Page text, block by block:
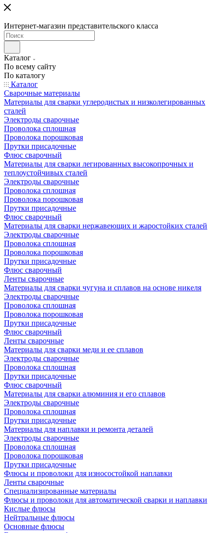
Интернет-магазин представительского класса
Каталог
По всему сайту
По каталогу
Каталог
Сварочные материалы
Материалы для сварки углеродистых и низколегированных
сталей
Электроды сварочные
Проволока сплошная
Проволока порошковая
Прутки присадочные
Флюс сварочный
Материалы для сварки легированных высокопрочных и
теплоустойчивых сталей
Электроды сварочные
Проволока сплошная
Проволока порошковая
Прутки присадочные
Флюс сварочный
Материалы для сварки нержавеющих и жаростойких сталей
Электроды сварочные
Проволока сплошная
Проволока порошковая
Прутки присадочные
Флюс сварочный
Ленты сварочные
Материалы для сварки чугуна и сплавов на основе никеля
Электроды сварочные
Проволока сплошная
Проволока порошковая
Прутки присадочные
Флюс сварочный
Ленты сварочные
Материалы для сварки меди и ее сплавов
Электроды сварочные
Проволока сплошная
Прутки присадочные
Флюс сварочный
Материалы для сварки алюминия и его сплавов
Электроды сварочные
Проволока сплошная
Прутки присадочные
Материалы для наплавки и ремонта деталей
Электроды сварочные
Проволока сплошная
Проволока порошковая
Прутки присадочные
Флюсы и проволоки для износостойкой наплавки
Ленты сварочные
Специализированные материалы
Флюсы и проволоки для автоматической сварки и наплавки
Кислые флюсы
Нейтральные флюсы
Основные флюсы